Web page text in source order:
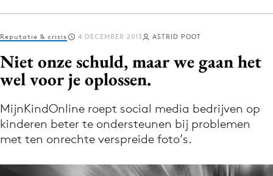
Log in
Volg het laatste nieuws via de Adformatie
Nieuws app
Reputatie & crisis 4 DECEMBER 2013 ASTRID POOT
Niet onze schuld, maar we gaan het
wel voor je oplossen.
MijnKindOnline roept social media bedrijven op
kinderen beter te ondersteunen bij problemen
met ten onrechte verspreide foto’s.